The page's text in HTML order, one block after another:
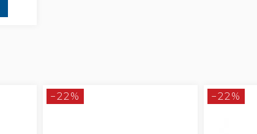
−22% −22%